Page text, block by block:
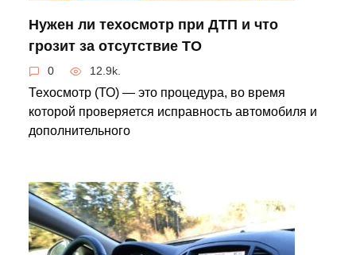
Нужен ли техосмотр при ДТП и что
грозит за отсутствие ТО
0 12.9k.
Техосмотр (ТО) — это процедура, во время
которой проверяется исправность автомобиля и
дополнительного